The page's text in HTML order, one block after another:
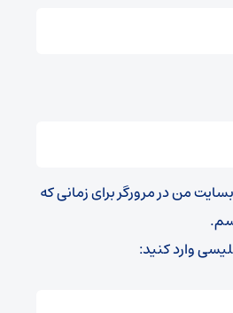
من در مرورگر برای زمانی که
وارد کنید: